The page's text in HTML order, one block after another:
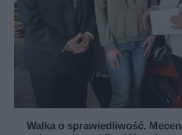
Walka o sprawiedliwość.